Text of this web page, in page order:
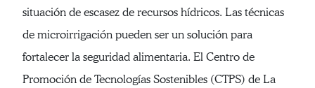
situación de escasez de recursos hídricos. Las técnicas
de microirrigación pueden ser un solución para
fortalecer la seguridad alimentaria. El Centro de
Promoción de Tecnologías Sostenibles (CTPS) de La